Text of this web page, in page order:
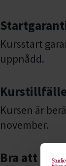
Kursstart
uppnådd.
Kursen är
november.
Bra att veta